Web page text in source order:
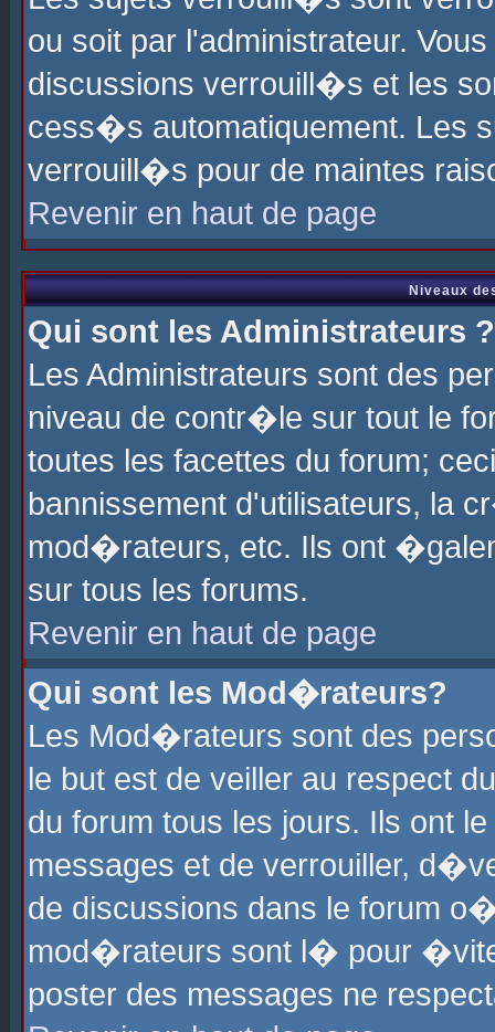
ou soit par l'administrateur.
discussions verrouill�s et les
cess�s automatiquement. Les
verrouill�s pour de maintes
Revenir en haut de page
Niveaux
Qui sont les Administrateurs ?
Les Administrateurs sont des
niveau de contr�le sur tout le
toutes les facettes du forum;
bannissement d'utilisateurs, la
mod�rateurs, etc. Ils ont
sur tous les forums.
Revenir en haut de page
Qui sont les Mod�rateurs?
Les Mod�rateurs sont des
le but est de veiller au respect
du forum tous les jours. Ils ont
messages et de verrouiller,
de discussions dans le forum
mod�rateurs sont l� pour
poster des messages ne